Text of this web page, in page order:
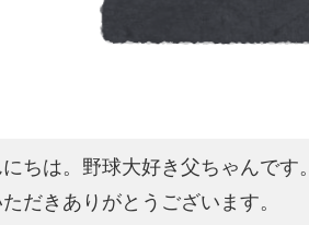
ちは。野球大好き父ちゃんです。
だきありがとうございます。